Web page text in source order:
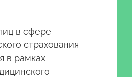
в сфере
страхования
в рамках